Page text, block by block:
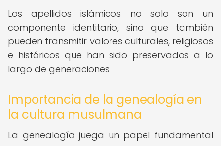
Los apellidos islámicos no solo son un
componente identitario, sino que también
pueden transmitir valores culturales, religiosos
e históricos que han sido preservados a lo
largo de generaciones.
Importancia de la genealogía en
la cultura musulmana
La genealogía juega un papel fundamental